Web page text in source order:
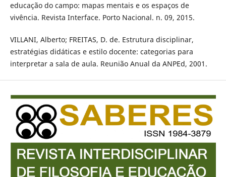
educação do campo: mapas mentais e os espaços de
vivência. Revista Interface. Porto Nacional. n. 09, 2015.
VILLANI, Alberto; FREITAS, D. de. Estrutura disciplinar,
estratégias didáticas e estilo docente: categorias para
interpretar a sala de aula. Reunião Anual da ANPEd, 2001.